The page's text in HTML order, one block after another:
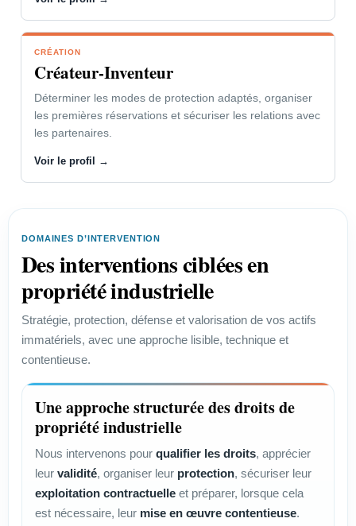
CRÉATION
Créateur-Inventeur
Déterminer les modes de protection adaptés, organiser
les premières réservations et sécuriser les relations avec
les partenaires.
Voir le profil →
DOMAINES D’INTERVENTION
Des interventions ciblées en
propriété industrielle
Stratégie, protection, défense et valorisation de vos actifs
immatériels, avec une approche lisible, technique et
contentieuse.
Une approche structurée des droits de
propriété industrielle
Nous intervenons pour qualifier les droits, apprécier
leur validité, organiser leur protection, sécuriser leur
exploitation contractuelle et préparer, lorsque cela
est nécessaire, leur mise en œuvre contentieuse.